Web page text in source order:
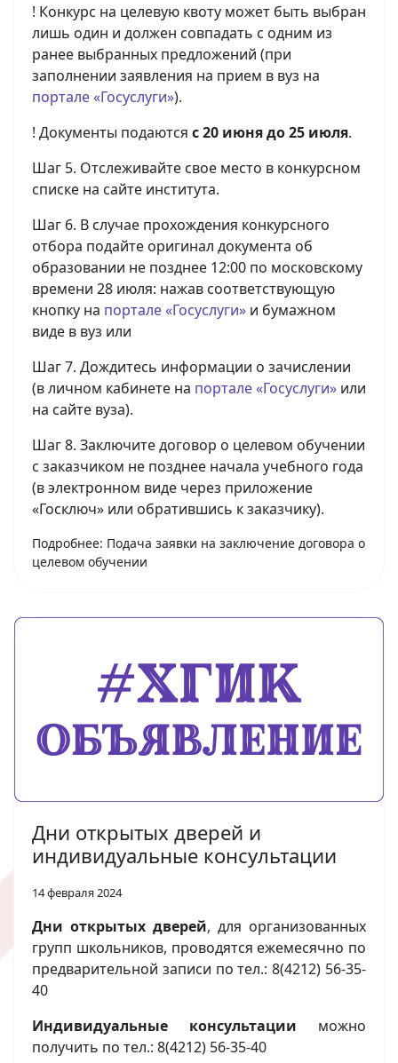
! Конкурс на целевую квоту может быть выбран
лишь один и должен совпадать с одним из
ранее выбранных предложений (при
заполнении заявления на прием в вуз на
портале «Госуслуги»).
! Документы подаются с 20 июнядо 25 июля.
Шаг 5. Отслеживайте свое место в конкурсном
списке на сайте института.
Шаг 6. В случае прохождения конкурсного
отбора подайте оригинал документа об
образовании не позднее 12:00 по московскому
времени 28 июля: нажав соответствующую
кнопку на портале «Госуслуги» и бумажном
виде в вуз или
Шаг 7. Дождитесь информации о зачислении
(в личном кабинете на портале «Госуслуги» или
на сайте вуза).
Шаг 8. Заключите договор о целевом обучении
с заказчиком не позднее начала учебного года
(в электронном виде через приложение
«Госключ» или обратившись к заказчику).
Подробнее: Подача заявки на заключение договора о
целевом обучении
Дни открытых дверей и
индивидуальные консультации
14 февраля 2024
Дни открытых дверей, для организованных
групп школьников, проводятся ежемесячно по
предварительной записи по тел.: 8(4212) 56-35-
40
Индивидуальные консультации можно
получить по тел.: 8(4212) 56-35-40